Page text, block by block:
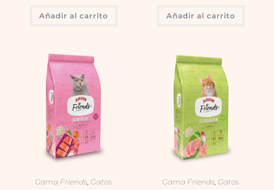
Añadir al carrito Añadir al carrito
Gama Friends Gatos Gama Friends Gatos